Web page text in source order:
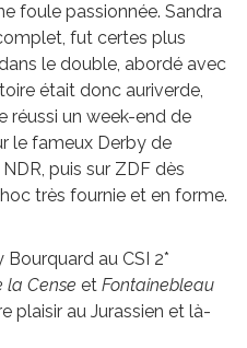
foule passionnée. Sandra
fut certes plus
le double, abordé avec
était donc auriverde,
réussi un week-end de
le fameux Derby de
puis sur ZDF dès
très fournie et en forme.
Bourquard au CSI 2*
la Cense et Fontainebleau
plaisir au Jurassien et là-